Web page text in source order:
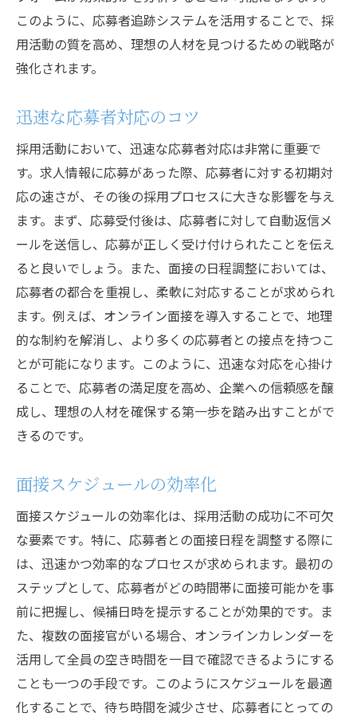
このように、応募者追跡システムを活用することで、採
用活動の質を高め、理想の人材を見つけるための戦略が
強化されます。
迅速な応募者対応のコツ
採用活動において、迅速な応募者対応は非常に重要で
す。求人情報に応募があった際、応募者に対する初期対
応の速さが、その後の採用プロセスに大きな影響を与え
ます。まず、応募受付後は、応募者に対して自動返信メ
ールを送信し、応募が正しく受け付けられたことを伝え
ると良いでしょう。また、面接の日程調整においては、
応募者の都合を重視し、柔軟に対応することが求められ
ます。例えば、オンライン面接を導入することで、地理
的な制約を解消し、より多くの応募者との接点を持つこ
とが可能になります。このように、迅速な対応を心掛け
ることで、応募者の満足度を高め、企業への信頼感を醸
成し、理想の人材を確保する第一歩を踏み出すことがで
きるのです。
面接スケジュールの効率化
面接スケジュールの効率化は、採用活動の成功に不可欠
な要素です。特に、応募者との面接日程を調整する際に
は、迅速かつ効率的なプロセスが求められます。最初の
ステップとして、応募者がどの時間帯に面接可能かを事
前に把握し、候補日時を提示することが効果的です。ま
た、複数の面接官がいる場合、オンラインカレンダーを
活用して全員の空き時間を一目で確認できるようにする
ことも一つの手段です。このようにスケジュールを最適
化することで、待ち時間を減少させ、応募者にとっての